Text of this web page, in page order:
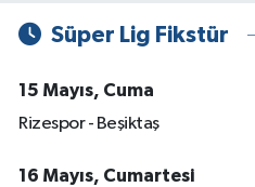
Süper Lig Fikstür
15 Mayıs, Cuma
Rizespor - Beşiktaş
16 Mayıs, Cumartesi